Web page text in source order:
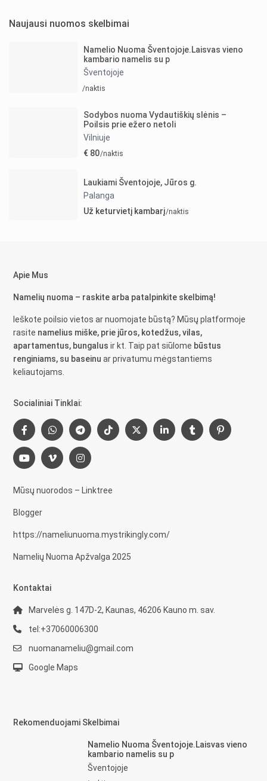
Naujausi nuomos skelbimai
Namelio Nuoma Šventojoje.Laisvas vieno
kambario namelis su p
Šventojoje
/naktis
Sodybos nuoma Vydautiškių slėnis –
Poilsis prie ežero netoli
Vilniuje
€ 80/naktis
Laukiami Šventojoje, Jūros g.
Palanga
Už keturvietį kambarį/naktis
Apie Mus
Namelių nuoma – raskite arba patalpinkite skelbimą!
Ieškote poilsio vietos ar nuomojate būstą? Mūsų platformoje
rasite namelius miške, prie jūros, kotedžus, vilas,
apartamentus, bungalus ir kt. Taip pat siūlome būstus
renginiams, su baseinu ar privatumu mėgstantiems
keliautojams.
Socialiniai Tinklai:
Mūsų nuorodos – Linktree
Blogger
https://nameliunuoma.mystrikingly.com/
Namelių Nuoma Apžvalga 2025
Kontaktai
Marvelės g. 147D-2, Kaunas, 46206 Kauno m. sav.
tel:+37060006300
nuomanameliu@gmail.com
Google Maps
Rekomenduojami Skelbimai
Namelio Nuoma Šventojoje.Laisvas vieno
kambario namelis su p
Šventojoje